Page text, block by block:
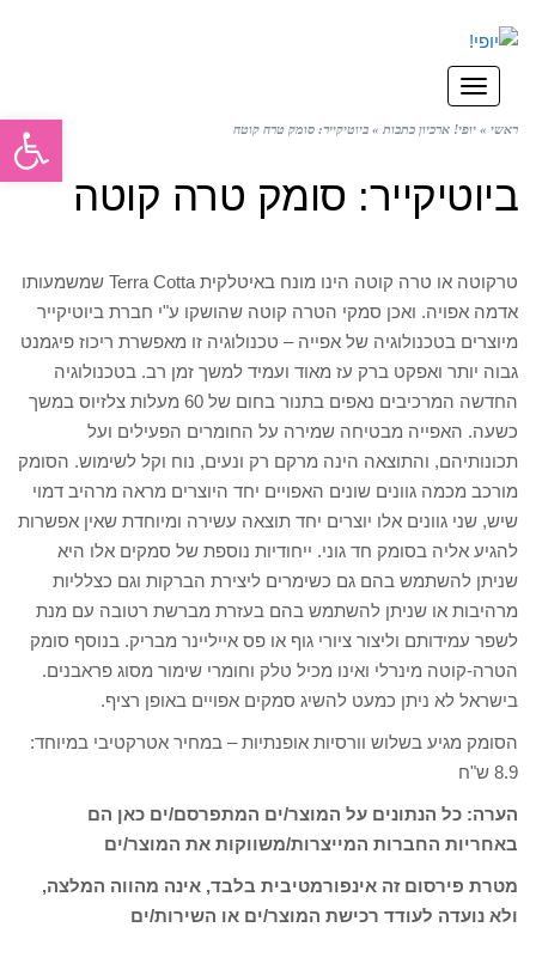
תפריט
ראשי » יופי! ארכיון כתבות » ביוטיקייר: סומק טרה קוטה
ביוטיקייר: סומק טרה קוטה
טרקוטה או טרה קוטה הינו מונח באיטלקית Terra Cotta שמשמעותו
אדמה אפויה. ואכן סמקי הטרה קוטה שהושקו ע"י חברת ביוטיקייר
מיוצרים בטכנולוגיה של אפייה – טכנולוגיה זו מאפשרת ריכוז פיגמנט
גבוה יותר ואפקט ברק עז מאוד ועמיד למשך זמן רב. בטכנולוגיה
החדשה המרכיבים נאפים בתנור בחום של 60 מעלות צלזיוס במשך
כשעה. האפייה מבטיחה שמירה על החומרים הפעילים ועל
תכונותיהם, והתוצאה הינה מרקם רק ונעים, נוח וקל לשימוש. הסומק
מורכב מכמה גוונים שונים האפויים יחד היוצרים מראה מרהיב דמוי
שיש, שני גוונים אלו יוצרים יחד תוצאה עשירה ומיוחדת שאין אפשרות
להגיע אליה בסומק חד גוני. ייחודיות נוספת של סמקים אלו היא
שניתן להשתמש בהם גם כשימרים ליצירת הברקות וגם כצלליות
מרהיבות או שניתן להשתמש בהם בעזרת מברשת רטובה עם מנת
לשפר עמידותם וליצור ציורי גוף או פס אייליינר מבריק. בנוסף סומק
הטרה-קוטה מינרלי ואינו מכיל טלק וחומרי שימור מסוג פראבנים.
בישראל לא ניתן כמעט להשיג סמקים אפויים באופן רציף.
הסומק מגיע בשלוש וורסיות אופנתיות – במחיר אטרקטיבי במיוחד:
8.9 ש"ח
הערה: כל הנתונים על המוצר/ים המתפרסם/ים כאן הם
באחריות החברות המייצרות/משווקות את המוצר/ים
מטרת פירסום זה אינפורמטיבית בלבד, אינה מהווה המלצה,
ולא נועדה לעודד רכישת המוצר/ים או השירות/ים
פתח